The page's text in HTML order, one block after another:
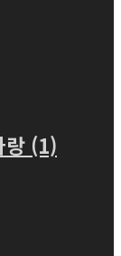
랑 (1)